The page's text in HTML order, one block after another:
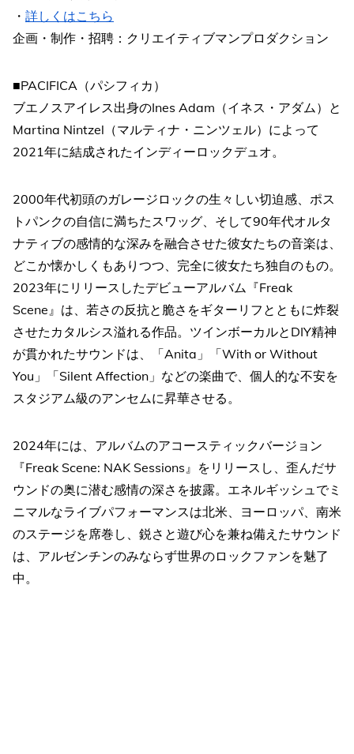
・ 詳しくはこちら
企画・制作・招聘：クリエイティブマンプロダクション
■PACIFICA（パシフィカ）
ブエノスアイレス出身のInes Adam（イネス・アダム）と
Martina Nintzel（マルティナ・ニンツェル）によって
2021年に結成されたインディーロックデュオ。
2000年代初頭のガレージロックの生々しい切迫感、ポス
トパンクの自信に満ちたスワッグ、そして90年代オルタ
ナティブの感情的な深みを融合させた彼女たちの音楽は、
どこか懐かしくもありつつ、完全に彼女たち独自のもの。
2023年にリリースしたデビューアルバム『Freak
Scene』は、若さの反抗と脆さをギターリフとともに炸裂
させたカタルシス溢れる作品。ツインボーカルとDIY精神
が貫かれたサウンドは、「Anita」「With or Without
You」「Silent Affection」などの楽曲で、個人的な不安を
スタジアム級のアンセムに昇華させる。
2024年には、アルバムのアコースティックバージョン
『Freak Scene: NAK Sessions』をリリースし、歪んだサ
ウンドの奥に潜む感情の深さを披露。エネルギッシュでミ
ニマルなライブパフォーマンスは北米、ヨーロッパ、南米
のステージを席巻し、鋭さと遊び心を兼ね備えたサウンド
は、アルゼンチンのみならず世界のロックファンを魅了
中。